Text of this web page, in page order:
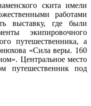
скита имели
работами
выставку, где были
экипировочного
путешественника, а
«Сила веры. 160
Центральное место
путешественник под